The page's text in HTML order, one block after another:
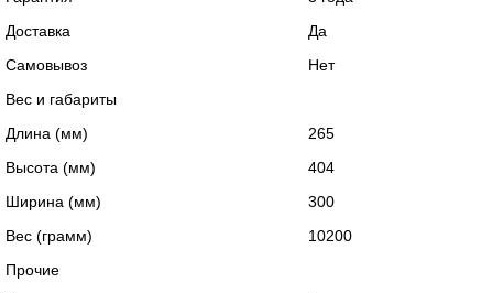
Доставка
Да
Самовывоз
Нет
Вес и габариты
Длина (мм)
265
Высота (мм)
404
Ширина (мм)
300
Вес (грамм)
10200
Прочие